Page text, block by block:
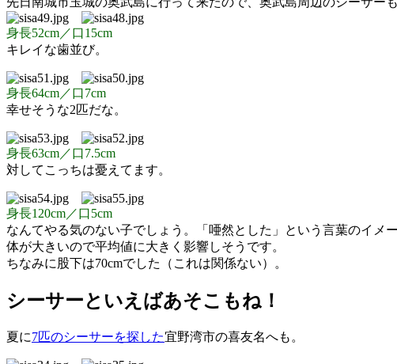
身長52cm／口15cm
キレイな歯並び。
身長64cm／口7cm
幸せそうな2匹だな。
身長63cm／口7.5cm
対してこっちは憂えてます。
身長120cm／口5cm
なんてやる気のない子でしょう。「唖然とした」という言葉のイメ
体が大きいので平均値に大きく影響しそうです。
ちなみに股下は70cmでした（これは関係ない）。
シーサーといえばあそこもね！
夏に7匹のシーサーを探した宜野湾市の喜友名へも。